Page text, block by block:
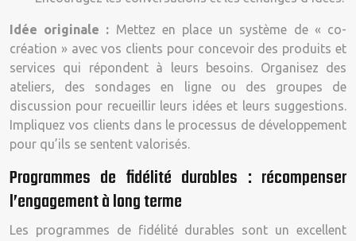
Idée originale : Mettez en place un système de « co-
création » avec vos clients pour concevoir des produits et
services qui répondent à leurs besoins. Organisez des
ateliers, des sondages en ligne ou des groupes de
discussion pour recueillir leurs idées et leurs suggestions.
Impliquez vos clients dans le processus de développement
pour qu’ils se sentent valorisés.
Programmes de fidélité durables : récompenser
l’engagement à long terme
Les programmes de fidélité durables sont un excellent